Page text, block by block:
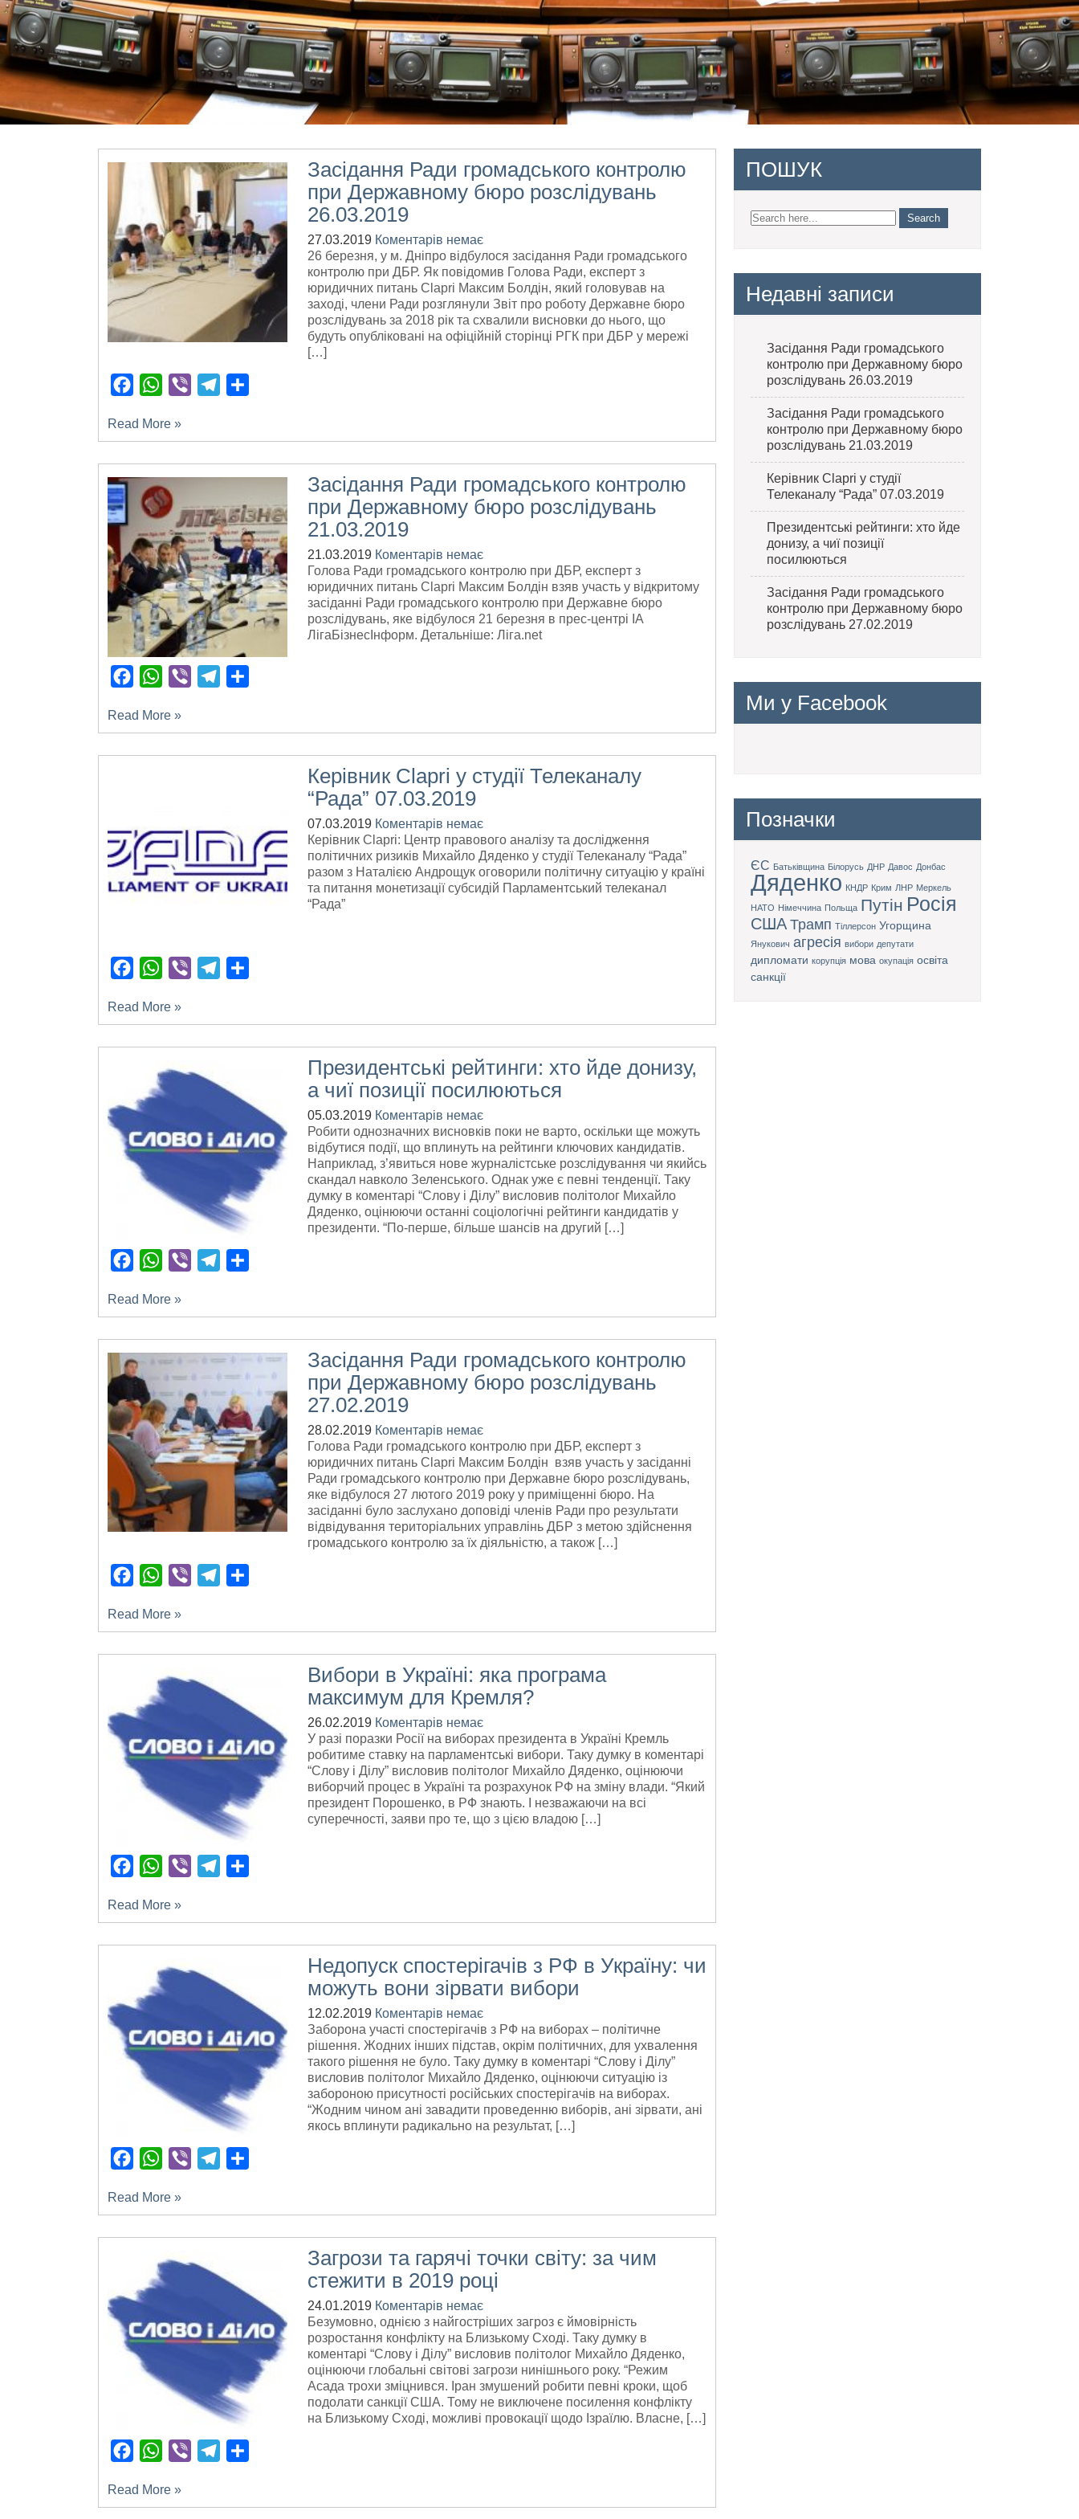
Засідання Ради громадського контролю
при Державному бюро розслідувань
26.03.2019
27.03.2019 Коментарів немає
26 березня, у м. Дніпро відбулося засідання Ради громадського
контролю при ДБР. Як повідомив Голова Ради, експерт з
юридичних питань Clapri Максим Болдін, який головував на
заході, члени Ради розглянули Звіт про роботу Державне бюро
розслідувань за 2018 рік та схвалили висновки до нього, що
будуть опубліковані на офіційній сторінці РГК при ДБР у мережі
[…]
FacebookWhatsApp
Viber Telegram
Read More »
Засідання Ради громадського контролю
при Державному бюро розслідувань
21.03.2019
21.03.2019 Коментарів немає
Голова Ради громадського контролю при ДБР, експерт з
юридичних питань Clapri Максим Болдін взяв участь у відкритому
засіданні Ради громадського контролю при Державне бюро
розслідувань, яке відбулося 21 березня в прес-центрі ІА
ЛігаБізнесІнформ. Детальніше: Ліга.net
FacebookWhatsApp
Viber Telegram
Read More »
Керівник Clapri у студії Телеканалу
“Рада” 07.03.2019
07.03.2019 Коментарів немає
Керівник Clapri: Центр правового аналізу та дослідження
політичних ризиків Михайло Дяденко у студії Телеканалу “Рада”
разом з Наталією Андрощук оговорили політичну ситуацію у країні
та питання монетизації субсидій Парламентський телеканал
“Рада”
FacebookWhatsApp
Viber Telegram
Read More »
Президентські рейтинги: хто йде донизу,
а чиї позиції посилюються
05.03.2019 Коментарів немає
Робити однозначних висновків поки не варто, оскільки ще можуть
відбутися події, що вплинуть на рейтинги ключових кандидатів.
Наприклад, з’явиться нове журналістське розслідування чи якийсь
скандал навколо Зеленського. Однак уже є певні тенденції. Таку
думку в коментарі “Слову і Ділу” висловив політолог Михайло
Дяденко, оцінюючи останні соціологічні рейтинги кандидатів у
президенти. “По-перше, більше шансів на другий […]
FacebookWhatsApp
Viber Telegram
Read More »
Засідання Ради громадського контролю
при Державному бюро розслідувань
27.02.2019
28.02.2019 Коментарів немає
Голова Ради громадського контролю при ДБР, експерт з
юридичних питань Clapri Максим Болдін взяв участь у засіданні
Ради громадського контролю при Державне бюро розслідувань,
яке відбулося 27 лютого 2019 року у приміщенні бюро. На
засіданні було заслухано доповіді членів Ради про результати
відвідування територіальних управлінь ДБР з метою здійснення
громадського контролю за їх діяльністю, а також […]
FacebookWhatsApp
Viber Telegram
Read More »
Вибори в Україні: яка програма
максимум для Кремля?
26.02.2019 Коментарів немає
У разі поразки Росії на виборах президента в Україні Кремль
робитиме ставку на парламентські вибори. Таку думку в коментарі
“Слову і Ділу” висловив політолог Михайло Дяденко, оцінюючи
виборчий процес в Україні та розрахунок РФ на зміну влади. “Який
президент Порошенко, в РФ знають. І незважаючи на всі
суперечності, заяви про те, що з цією владою […]
FacebookWhatsApp
Viber Telegram
Read More »
Недопуск спостерігачів з РФ в Україну: чи
можуть вони зірвати вибори
12.02.2019 Коментарів немає
Заборона участі спостерігачів з РФ на виборах – політичне
рішення. Жодних інших підстав, окрім політичних, для ухвалення
такого рішення не було. Таку думку в коментарі “Слову і Ділу”
висловив політолог Михайло Дяденко, оцінюючи ситуацію із
забороною присутності російських спостерігачів на виборах.
“Жодним чином ані завадити проведенню виборів, ані зірвати, ані
якось вплинути радикально на результат, […]
FacebookWhatsApp
Viber Telegram
Read More »
Загрози та гарячі точки світу: за чим
стежити в 2019 році
24.01.2019 Коментарів немає
Безумовно, однією з найгостріших загроз є ймовірність
розростання конфлікту на Близькому Сході. Таку думку в
коментарі “Слову і Ділу” висловив політолог Михайло Дяденко,
оцінюючи глобальні світові загрози нинішнього року. “Режим
Асада трохи зміцнився. Іран змушений робити певні кроки, щоб
подолати санкції США. Тому не виключене посилення конфлікту
на Близькому Сході, можливі провокації щодо Ізраїлю. Власне, […]
FacebookWhatsApp
Viber Telegram
Read More »
ПОШУК
Недавні записи
Засідання Ради громадського
контролю при Державному бюро
розслідувань 26.03.2019
Засідання Ради громадського
контролю при Державному бюро
розслідувань 21.03.2019
Керівник Clapri у студії
Телеканалу “Рада” 07.03.2019
Президентські рейтинги: хто йде
донизу, а чиї позиції
посилюються
Засідання Ради громадського
контролю при Державному бюро
розслідувань 27.02.2019
Ми у Facebook
Позначки
ЄС Батьківщина Білорусь ДНР Давос Донбас
Дяденко КНДР Крим ЛНР Меркель
НАТО Німеччина Польща Путін Росія
США Трамп Тіллерсон Угорщина
Янукович агресія вибори депутати
дипломати корупція мова окупація освіта
санкції